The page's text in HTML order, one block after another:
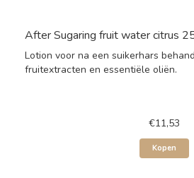
After Sugaring fruit water citrus
Lotion voor na een suikerhars
fruitextracten en essentiële oliën.
€11,53
Kopen